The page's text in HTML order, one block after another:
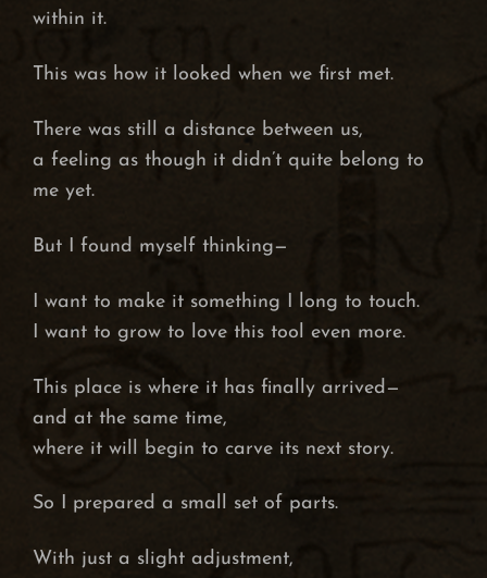
within it.
This was how it looked when we first met.
There was still a distance between us,
a feeling as though it didn’t quite belong to
me yet.
But I found myself thinking—
I want to make it something I long to touch.
I want to grow to love this tool even more.
This place is where it has finally arrived—
and at the same time,
where it will begin to carve its next story.
So I prepared a small set of parts.
With just a slight adjustment,